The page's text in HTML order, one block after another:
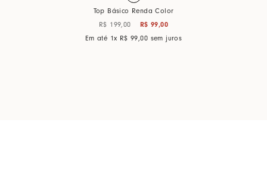
Top Básico Renda Color
R$ 199,00 R$ 99,00
Em até 1x R$ 99,00 sem juros